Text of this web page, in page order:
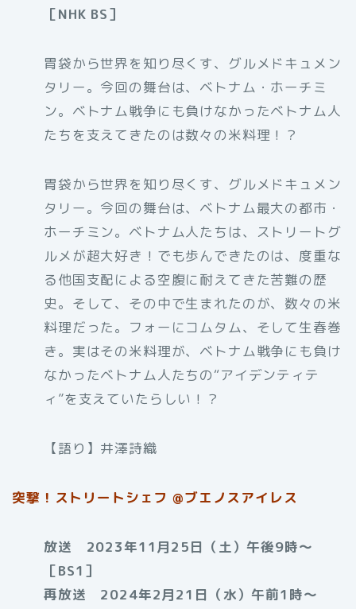
［NHK BS］
胃袋から世界を知り尽くす、グルメドキュメン
タリー。今回の舞台は、ベトナム・ホーチミ
ン。ベトナム戦争にも負けなかったベトナム人
たちを支えてきたのは数々の米料理！？
胃袋から世界を知り尽くす、グルメドキュメン
タリー。今回の舞台は、ベトナム最大の都市・
ホーチミン。ベトナム人たちは、ストリートグ
ルメが超大好き！でも歩んできたのは、度重な
る他国支配による空腹に耐えてきた苦難の歴
史。そして、その中で生まれたのが、数々の米
料理だった。フォーにコムタム、そして生春巻
き。実はその米料理が、ベトナム戦争にも負け
なかったベトナム人たちの“アイデンティテ
ィ”を支えていたらしい！？
【語り】井澤詩織
突撃！ストリートシェフ @ブエノスアイレス
放送 2023年11月25日（土）午後9時〜
［BS1］
再放送 2024年2月21日（水）午前1時〜